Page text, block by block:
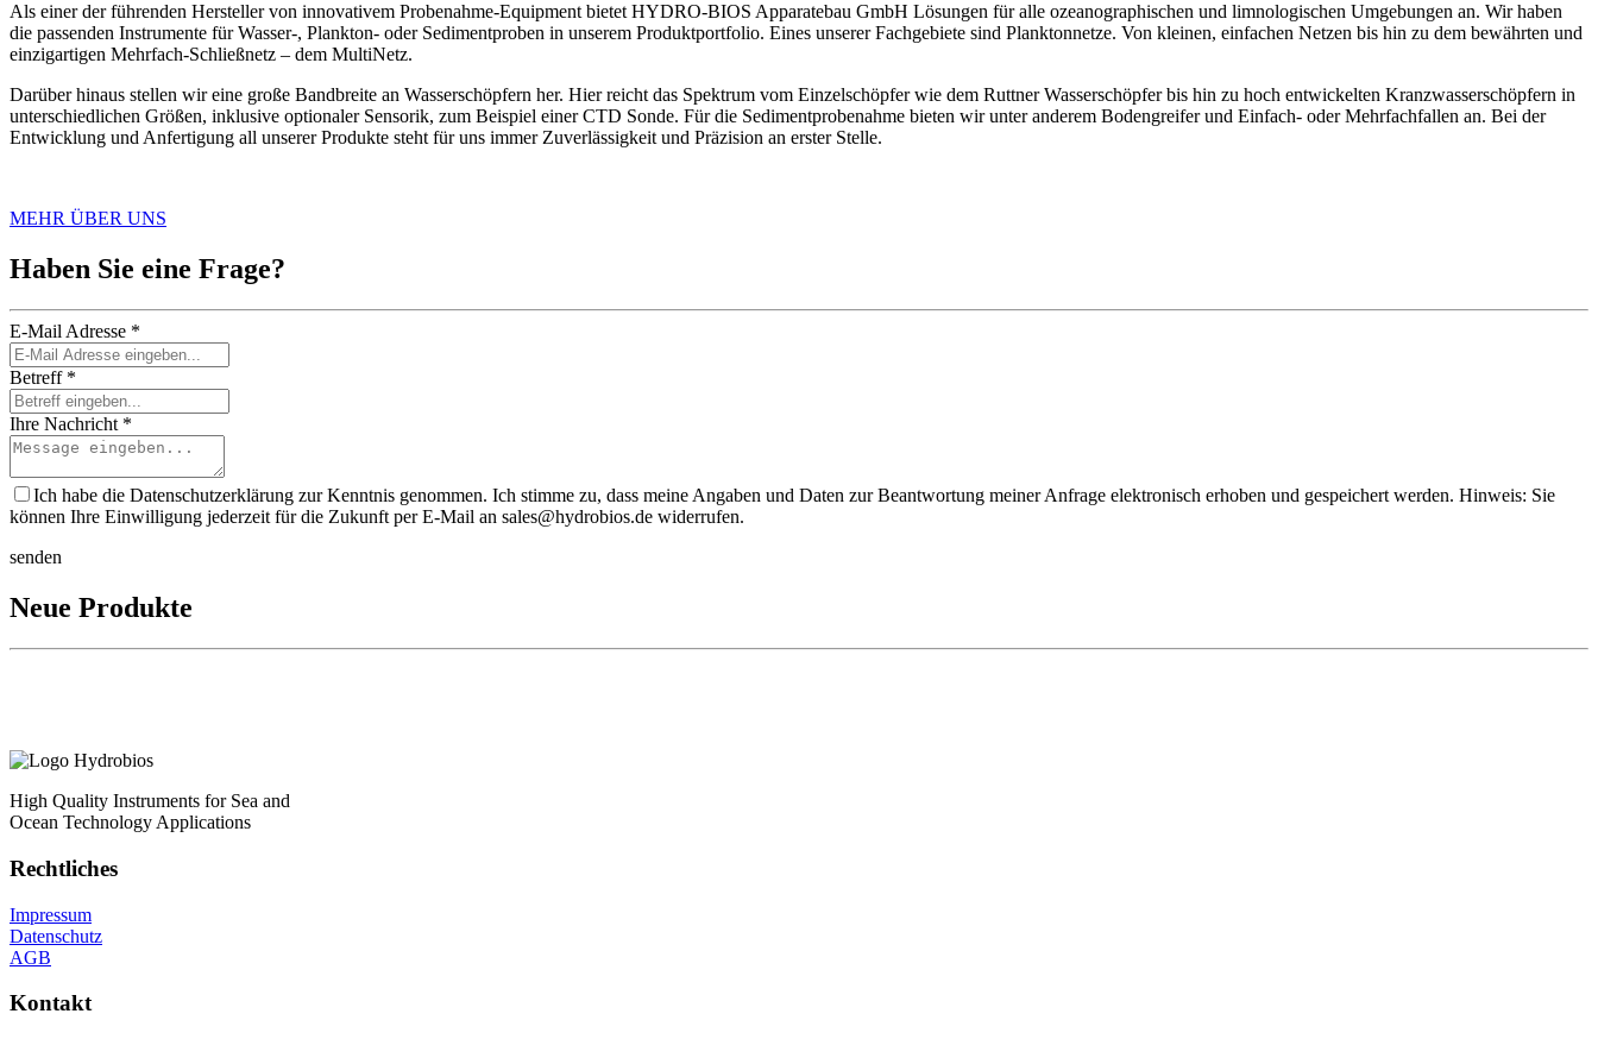
Als einer der führenden Hersteller von innovativem Probenahme-Equipment bietetHYDRO-BIOS Apparatebau GmbH Lösungen für alle ozeanographischen und limnologischen Umgebungen an. Wir haben
die passenden Instrumente für Wasser-, Plankton- oder Sedimentproben in unserem Produktportfolio. Eines unserer Fachgebiete sind Planktonnetze. Von kleinen, einfachen Netzen bis hin zu dem bewährten und
einzigartigen Mehrfach-Schließnetz – dem MultiNetz.
Darüber hinaus stellen wir eine große Bandbreite an Wasserschöpfern her. Hier reicht das Spektrum vom Einzelschöpfer wie dem Ruttner Wasserschöpfer bis hin zu hoch entwickelten Kranzwasserschöpfern in
unterschiedlichen Größen, inklusive optionaler Sensorik, zum Beispiel einer CTD Sonde. Für die Sedimentprobenahme bieten wir unter anderem Bodengreifer und Einfach- oder Mehrfachfallen an. Bei der
Entwicklung und Anfertigung all unserer Produkte steht für uns immer Zuverlässigkeit und Präzision an erster Stelle.
MEHR ÜBER UNS
Haben Sie eine Frage?
E-Mail Adresse *
Betreff *
Ihre Nachricht *
Ich habe die Datenschutzerklärung zur Kenntnis genommen. Ich stimme zu, dass meine Angaben und Daten zur Beantwortung meiner Anfrage elektronisch erhoben und gespeichert werden. Hinweis: Sie
können Ihre Einwilligung jederzeit für die Zukunft per E-Mail an sales@hydrobios.de widerrufen.
senden
Neue Produkte
High Quality Instruments for Sea and
Ocean Technology Applications
Rechtliches
Impressum
Datenschutz
AGB
Kontakt